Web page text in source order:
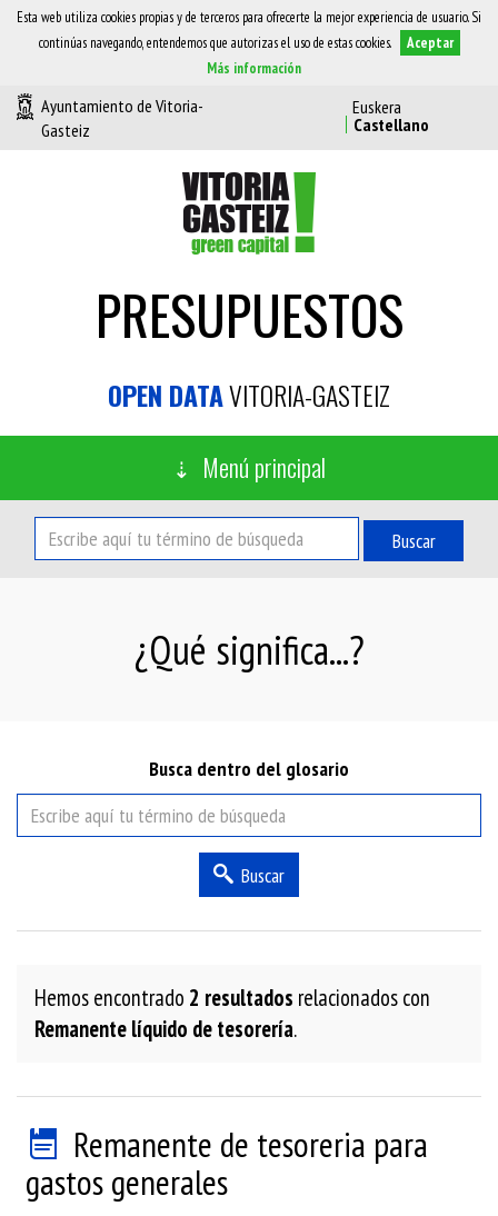
Esta web utiliza cookies propias y de terceros para ofrecerte la mejor experiencia de usuario. Si
continúas navegando, entendemos que autorizas el uso de estas cookies.
Aceptar
Más información
Ayuntamiento de Vitoria-
Gasteiz
PRESUPUESTOS
OPEN DATAVITORIA-GASTEIZ
Menú principal
Buscar
¿Qué significa...?
Busca dentro del glosario
Buscar
Hemos encontrado 2 resultados relacionados con
Remanente líquido de tesorería.
Remanente de tesoreria para
gastos generales